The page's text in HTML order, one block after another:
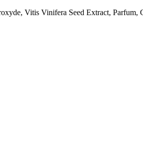
Vitis Vinifera Seed Extract, Parfum,